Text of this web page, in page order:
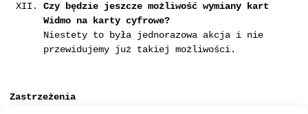
Czy będzie jeszcze możliwość wymiany kart
Widmo na karty cyfrowe?
Niestety to była jednorazowa akcja i nie
przewidujemy już takiej możliwości.
Zastrzeżenia